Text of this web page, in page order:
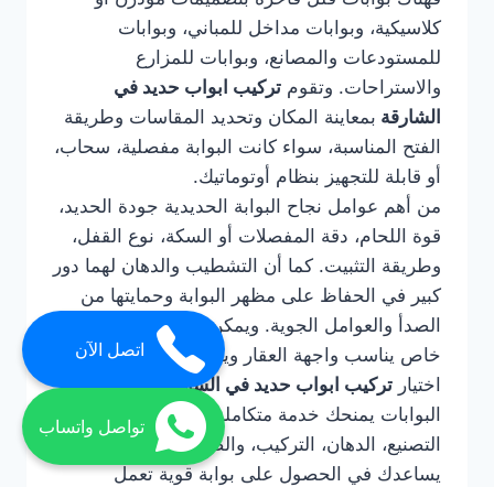
كلاسيكية، وبوابات مداخل للمباني، وبوابات
للمستودعات والمصانع، وبوابات للمزارع
والاستراحات. وتقوم تركيب ابواب حديد في
الشارقة بمعاينة المكان وتحديد المقاسات وطريقة
الفتح المناسبة، سواء كانت البوابة مفصلية، سحاب،
أو قابلة للتجهيز بنظام أوتوماتيك.
من أهم عوامل نجاح البوابة الحديدية جودة الحديد،
قوة اللحام، دقة المفصلات أو السكة، نوع القفل،
وطريقة التثبيت. كما أن التشطيب والدهان لهما دور
كبير في الحفاظ على مظهر البوابة وحمايتها من
الصدأ والعوامل الجوية. ويمكن تنفيذ البوابة بتصميم
خاص يناسب واجهة العقار ويعكس ذوق المالك.
اختيار تركيب ابواب حديد في الشارقةلتركيب
البوابات يمنحك خدمة متكاملة تشمل التصميم،
التصنيع، الدهان، التركيب، والصيانة عند الحاجة. كما
يساعدك في الحصول على بوابة قوية تعمل
اتصل الآن
تواصل واتساب